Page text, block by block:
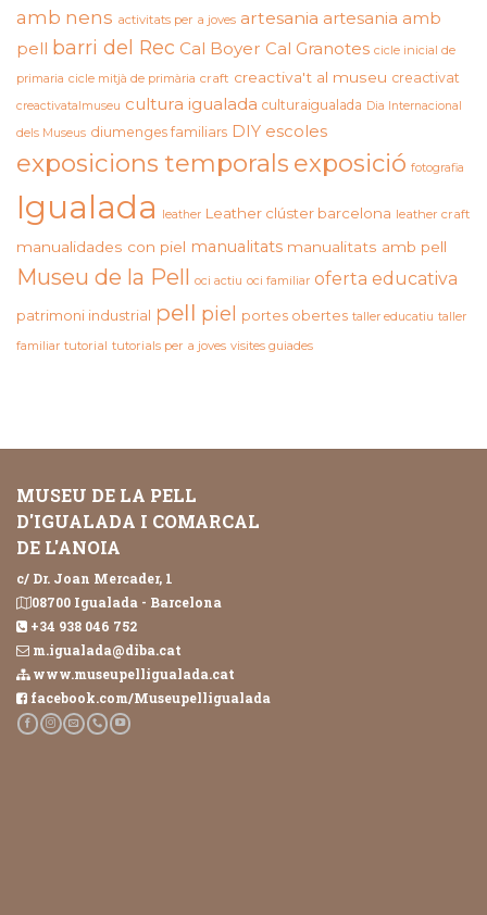
amb nens activitats per a joves artesania artesania amb
pell barri del Rec Cal Boyer Cal Granotes cicle inicial de
primaria cicle mitjà de primària craft creactiva't al museu creactivat
creactivatalmuseu cultura igualada culturaigualada Dia Internacional
dels Museus diumenges familiars DIY escoles
exposicions temporals exposició fotografia
Igualada leather Leather clúster barcelona leather craft
manualidades con piel manualitats manualitats amb pell
Museu de la Pell oci actiu oci familiar oferta educativa
patrimoni industrial pell piel portes obertes taller educatiu taller
familiar tutorial tutorials per a joves visites guiades
MUSEU DE LA PELL
D'IGUALADA I COMARCAL
DE L'ANOIA
c/ Dr. Joan Mercader, 1
08700 Igualada - Barcelona
+34 938 046 752
m.igualada@diba.cat
www.museupelligualada.cat
facebook.com/Museupelligualada